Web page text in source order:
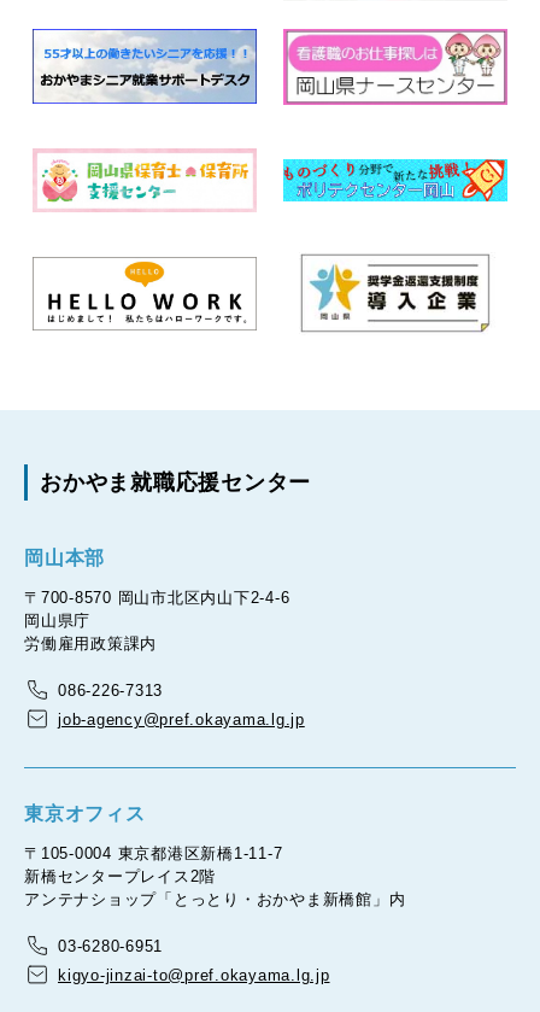
おかやま就職応援センター
岡山本部
〒700-8570 岡山市北区内山下2-4-6
岡山県庁
労働雇用政策課内
086-226-7313
job-agency@pref.okayama.lg.jp
東京オフィス
〒105-0004 東京都港区新橋1-11-7
新橋センタープレイス2階
アンテナショップ「とっとり・おかやま新橋館」内
03-6280-6951
kigyo-jinzai-to@pref.okayama.lg.jp